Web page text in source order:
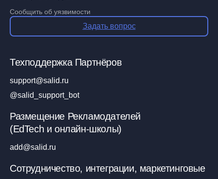
Сообщить об уязвимости
Задать вопрос
Техподдержка Партнёров
support@salid.ru
@salid_support_bot
Размещение Рекламодателей
(EdTech и онлайн-школы)
add@salid.ru
Сотрудничество, интеграции, маркетинговые